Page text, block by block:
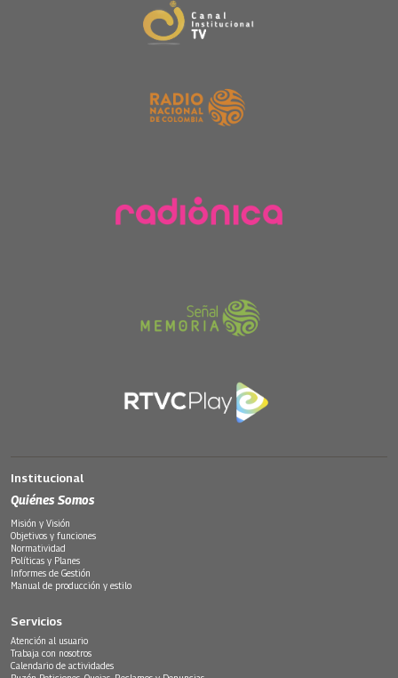
Institucional
Quiénes Somos
Misión y Visión
Objetivos y funciones
Normatividad
Políticas y Planes
Informes de Gestión
Manual de producción y estilo
Servicios
Atención al usuario
Trabaja con nosotros
Calendario de actividades